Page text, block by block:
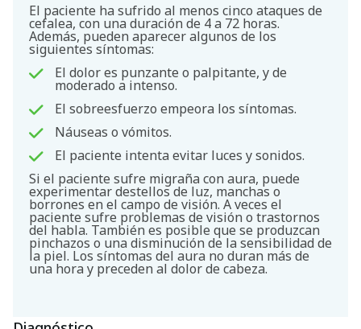
El paciente ha sufrido al menos cinco ataques de
cefalea, con una duración de 4 a 72 horas.
Además, pueden aparecer algunos de los
siguientes síntomas:
El dolor es punzante o palpitante, y de
moderado a intenso.
El sobreesfuerzo empeora los síntomas.
Náuseas o vómitos.
El paciente intenta evitar luces y sonidos.
Si el paciente sufre migraña con aura, puede
experimentar destellos de luz, manchas o
borrones en el campo de visión. A veces el
paciente sufre problemas de visión o trastornos
del habla. También es posible que se produzcan
pinchazos o una disminución de la sensibilidad de
la piel. Los síntomas del aura no duran más de
una hora y preceden al dolor de cabeza.